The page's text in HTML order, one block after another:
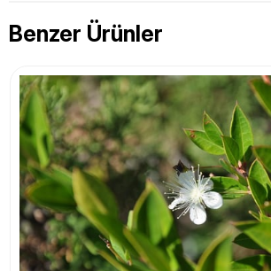
Benzer Ürünler